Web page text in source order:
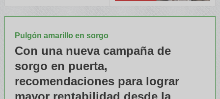
Pulgón amarillo en sorgo
Con una nueva campaña de
sorgo en puerta,
recomendaciones para lograr
mayor rentabilidad desde la